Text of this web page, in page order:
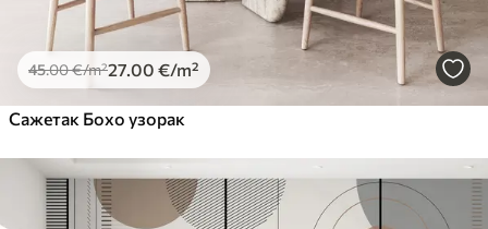
45.00€/m²27 .00 €/m²
Сажетак Бохо узорак